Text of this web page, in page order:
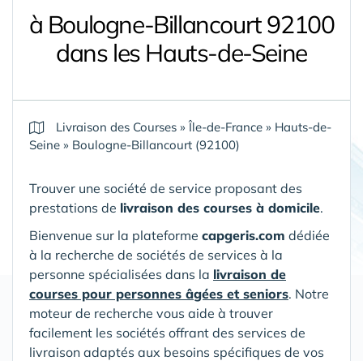
à Boulogne-Billancourt 92100
dans les Hauts-de-Seine
Livraison des Courses »Île-de-France » Hauts-de-
Seine » Boulogne-Billancourt (92100)
Trouver une société de service proposant des
prestations de livraison des courses à domicile.
Bienvenue sur la plateforme capgeris.com dédiée
à la recherche de sociétés de services à la
personne spécialisées dans la livraison de
courses pour personnes âgées et seniors. Notre
moteur de recherche vous aide à trouver
facilement les sociétés offrant des services de
livraison adaptés aux besoins spécifiques de vos